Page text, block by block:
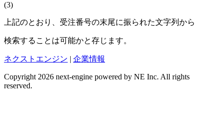
(3)
上記のとおり、受注番号の末尾に振られた文字列から
検索することは可能かと存じます。
ネクストエンジン | 企業情報
Copyright 2026 next-engine powered by NE Inc. All rights
reserved.